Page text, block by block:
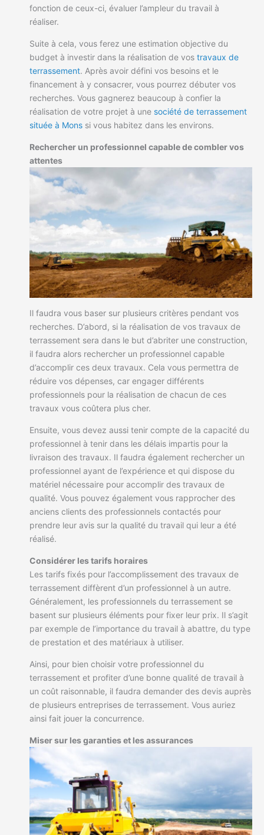
fonction de ceux-ci, évaluer l’ampleur du travail à
réaliser.
Suite à cela, vous ferez une estimation objective du
budget à investir dans la réalisation de vos travaux de
terrassement. Après avoir défini vos besoins et le
financement à y consacrer, vous pourrez débuter vos
recherches. Vous gagnerez beaucoup à confier la
réalisation de votre projet à une société de terrassement
située à Mons si vous habitez dans les environs.
Rechercher un professionnel capable de combler vos
attentes
Il faudra vous baser sur plusieurs critères pendant vos
recherches. D’abord, si la réalisation de vos travaux de
terrassement sera dans le but d’abriter une construction,
il faudra alors rechercher un professionnel capable
d’accomplir ces deux travaux. Cela vous permettra de
réduire vos dépenses, car engager différents
professionnels pour la réalisation de chacun de ces
travaux vous coûtera plus cher.
Ensuite, vous devez aussi tenir compte de la capacité du
professionnel à tenir dans les délais impartis pour la
livraison des travaux. Il faudra également rechercher un
professionnel ayant de l’expérience et qui dispose du
matériel nécessaire pour accomplir des travaux de
qualité. Vous pouvez également vous rapprocher des
anciens clients des professionnels contactés pour
prendre leur avis sur la qualité du travail qui leur a été
réalisé.
Considérer les tarifs horaires
Les tarifs fixés pour l’accomplissement des travaux de
terrassement diffèrent d’un professionnel à un autre.
Généralement, les professionnels du terrassement se
basent sur plusieurs éléments pour fixer leur prix. Il s’agit
par exemple de l’importance du travail à abattre, du type
de prestation et des matériaux à utiliser.
Ainsi, pour bien choisir votre professionnel du
terrassement et profiter d’une bonne qualité de travail à
un coût raisonnable, il faudra demander des devis auprès
de plusieurs entreprises de terrassement. Vous auriez
ainsi fait jouer la concurrence.
Miser sur les garanties et les assurances